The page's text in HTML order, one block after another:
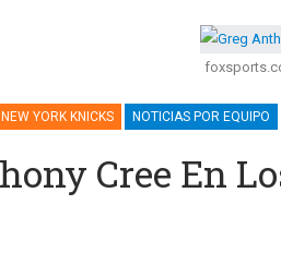
NEW YORK KNICKS NOTICIAS POR EQUIPO
Cree En